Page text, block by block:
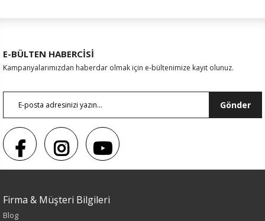
E-BÜLTEN HABERCİSİ
Kampanyalarımızdan haberdar olmak için e-bültenimize kayıt olunuz.
Gönder
Firma & Müşteri Bilgileri
Blog